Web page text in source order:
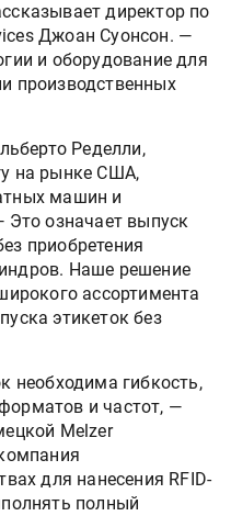
директор по
Джоан Суонсон. —
и оборудование для
производственных
Ределли,
на рынке США,
машин и
Это означает выпуск
приобретения
Наше решение
ассортимента
этикеток без
необходима гибкость,
и частот, —
Melzer
для нанесения RFID-
полный